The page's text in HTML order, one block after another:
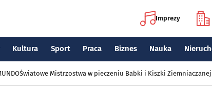
Imprezy
Kultura Sport Praca Biznes Nauka
Światowe Mistrzostwa w pieczeniu Babki i Kiszki Ziemniaczanej